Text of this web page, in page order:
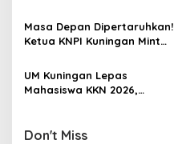
Sertifikat BNSP
Masa Depan Dipertaruhkan!
Ketua KNPI Kuningan Minta
Evaluasi Besar
UM Kuningan Lepas
Mahasiswa KKN 2026,
Don't Miss